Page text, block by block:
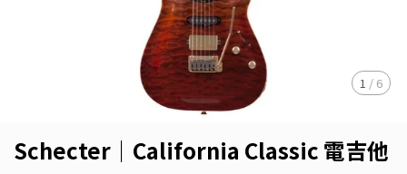
1 / 6
Schecter｜California Classic 電吉他